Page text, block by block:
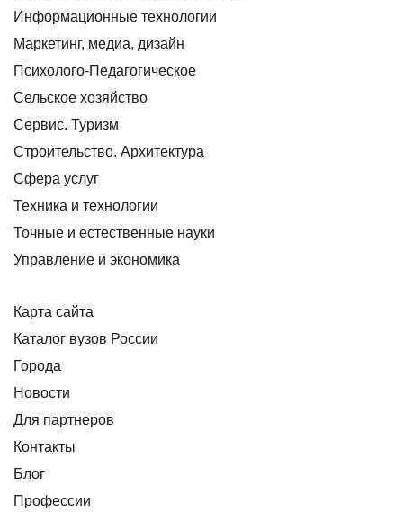
Информационные технологии
Маркетинг, медиа, дизайн
Психолого-Педагогическое
Сельское хозяйство
Сервис. Туризм
Строительство. Архитектура
Сфера услуг
Техника и технологии
Точные и естественные науки
Управление и экономика
Карта сайта
Каталог вузов России
Города
Новости
Для партнеров
Контакты
Блог
Профессии